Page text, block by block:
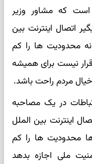
که مشاور وزیر
اتصال اینترنت بین
محدودیت ها را کم
نیست برای همیشه
مردم راحت باشد.
در یک مصاحبه
اینترنت بین الملل
محدودیت ها را کم
ملی اجازه بدهد